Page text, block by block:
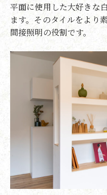
平面に使用した大好きな
ます。そのタイルをより
間接照明の役割です。